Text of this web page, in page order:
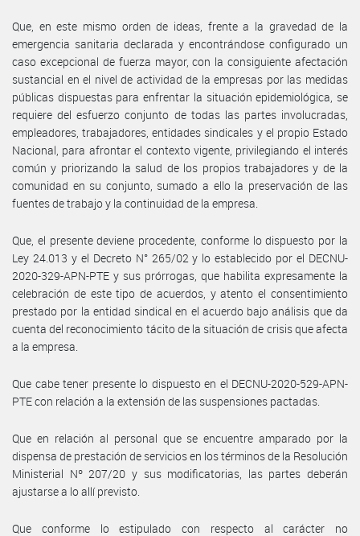
Que, en este mismo orden de ideas, frente a la gravedad de la
emergencia sanitaria declarada y encontrándose configurado un
caso excepcional de fuerza mayor, con la consiguiente afectación
sustancial en el nivel de actividad de la empresas por las medidas
públicas dispuestas para enfrentar la situación epidemiológica, se
requiere del esfuerzo conjunto de todas las partes involucradas,
empleadores, trabajadores, entidades sindicales y el propio Estado
Nacional, para afrontar el contexto vigente, privilegiando el interés
común y priorizando la salud de los propios trabajadores y de la
comunidad en su conjunto, sumado a ello la preservación de las
fuentes de trabajo y la continuidad de la empresa.
Que, el presente deviene procedente, conforme lo dispuesto por la
Ley 24.013 y el Decreto N° 265/02 y lo establecido por el DECNU-
2020-329-APN-PTE y sus prórrogas, que habilita expresamente la
celebración de este tipo de acuerdos, y atento el consentimiento
prestado por la entidad sindical en el acuerdo bajo análisis que da
cuenta del reconocimiento tácito de la situación de crisis que afecta
a la empresa.
Que cabe tener presente lo dispuesto en el DECNU-2020-529-APN-
PTE con relación a la extensión de las suspensiones pactadas.
Que en relación al personal que se encuentre amparado por la
dispensa de prestación de servicios en los términos de la Resolución
Ministerial Nº 207/20 y sus modificatorias, las partes deberán
ajustarse a lo allí previsto.
Que conforme lo estipulado con respecto al carácter no